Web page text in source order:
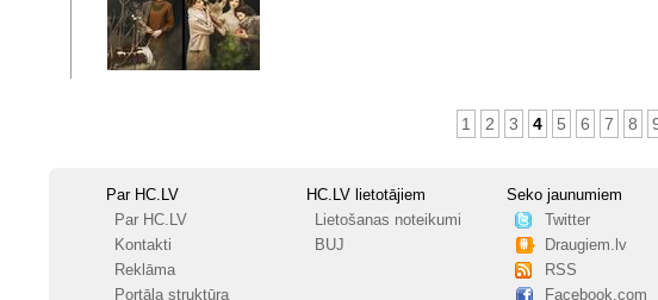
1 2 3 4 5 6 7 8
Par HC.LV
Par HC.LV
Kontakti
Reklāma
Portāla struktūra
HC.LV lietotājiem
Lietošanas noteikumi
BUJ
Seko jaunumiem
Twitter
Draugiem.lv
RSS
Facebook.com